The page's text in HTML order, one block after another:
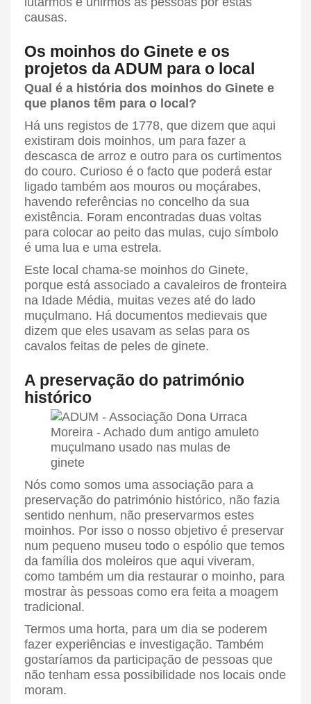
causas.
Os moinhos do Ginete e os
projetos da ADUM para o local
Qual é a história dos moinhos do Ginete e
que planos têm para o local?
Há uns registos de 1778, que dizem que aqui
existiram dois moinhos, um para fazer a
descasca de arroz e outro para os curtimentos
do couro. Curioso é o facto que poderá estar
ligado também aos mouros ou moçárabes,
havendo referências no concelho da sua
existência. Foram encontradas duas voltas
para colocar ao peito das mulas, cujo símbolo
é uma lua e uma estrela.
Este local chama-se moinhos do Ginete,
porque está associado a cavaleiros de fronteira
na Idade Média, muitas vezes até do lado
muçulmano. Há documentos medievais que
dizem que eles usavam as selas para os
cavalos feitas de peles de ginete.
A preservação do património
histórico
Nós como somos uma associação para a
preservação do património histórico, não fazia
sentido nenhum, não preservarmos estes
moinhos. Por isso o nosso objetivo é preservar
num pequeno museu todo o espólio que temos
da família dos moleiros que aqui viveram,
como também um dia restaurar o moinho, para
mostrar às pessoas como era feita a moagem
tradicional.
Termos uma horta, para um dia se poderem
fazer experiências e investigação. Também
gostaríamos da participação de pessoas que
não tenham essa possibilidade nos locais onde
moram.